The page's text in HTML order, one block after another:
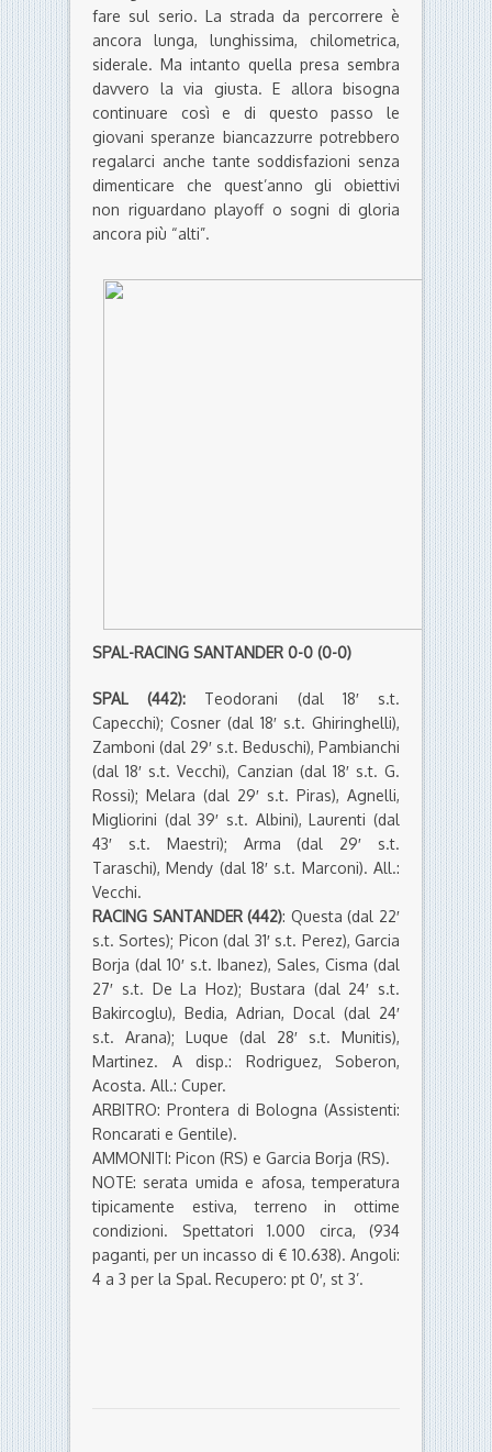
fare sul serio. La strada da percorrere è
ancora lunga, lunghissima, chilometrica,
siderale. Ma intanto quella presa sembra
davvero la via giusta. E allora bisogna
continuare così e di questo passo le
giovani speranze biancazzurre potrebbero
regalarci anche tante soddisfazioni senza
dimenticare che quest’anno gli obiettivi
non riguardano playoff o sogni di gloria
ancora più “alti”.
SPAL-RACING SANTANDER 0-0 (0-0)
SPAL (442): Teodorani (dal 18′ s.t.
Capecchi); Cosner (dal 18′ s.t. Ghiringhelli),
Zamboni (dal 29′ s.t. Beduschi), Pambianchi
(dal 18′ s.t. Vecchi), Canzian (dal 18′ s.t. G.
Rossi); Melara (dal 29′ s.t. Piras), Agnelli,
Migliorini (dal 39′ s.t. Albini), Laurenti (dal
43′ s.t. Maestri); Arma (dal 29′ s.t.
Taraschi), Mendy (dal 18′ s.t. Marconi). All.:
Vecchi.
RACING SANTANDER (442): Questa (dal 22′
s.t. Sortes); Picon (dal 31′ s.t. Perez), Garcia
Borja (dal 10′ s.t. Ibanez), Sales, Cisma (dal
27′ s.t. De La Hoz); Bustara (dal 24′ s.t.
Bakircoglu), Bedia, Adrian, Docal (dal 24′
s.t. Arana); Luque (dal 28′ s.t. Munitis),
Martinez. A disp.: Rodriguez, Soberon,
Acosta. All.: Cuper.
ARBITRO: Prontera di Bologna (Assistenti:
Roncarati e Gentile).
AMMONITI: Picon (RS) e Garcia Borja (RS).
NOTE: serata umida e afosa, temperatura
tipicamente estiva, terreno in ottime
condizioni. Spettatori 1.000 circa, (934
paganti, per un incasso di € 10.638). Angoli:
4 a 3 per la Spal. Recupero: pt 0′, st 3’.